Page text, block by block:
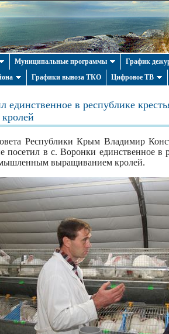
Муниципальные программы График
Графики вывоза ТКО Цифровое ТВ
в республике
Республики Крым Владимир
посетил в с. Воронки единственное в
выращиванием кролей.